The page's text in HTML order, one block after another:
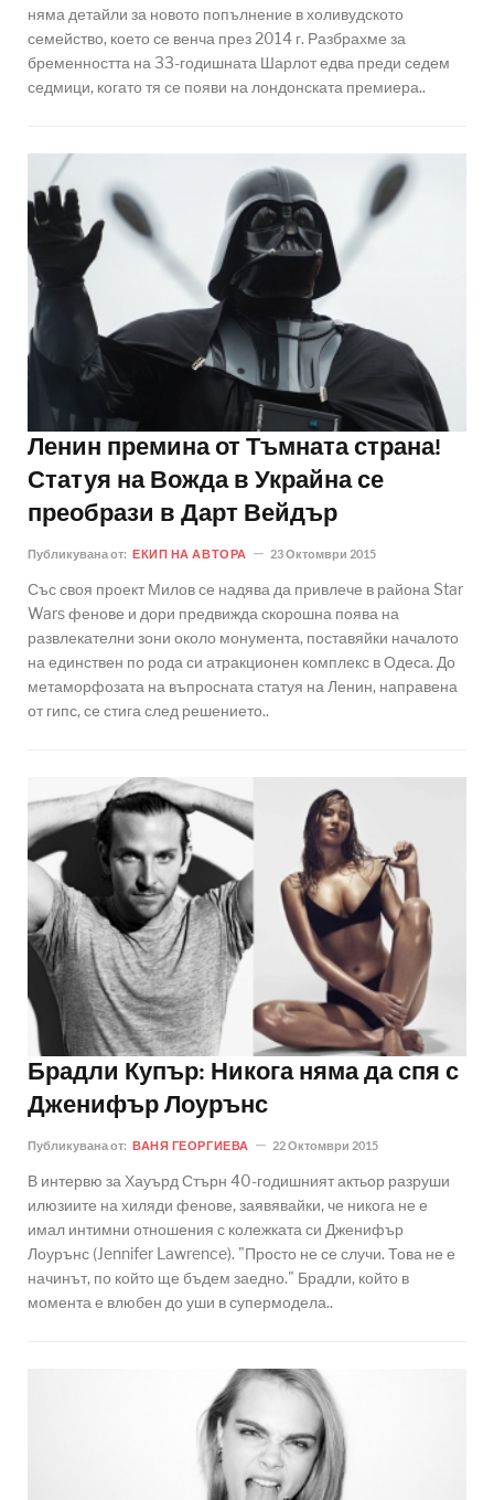
няма детайли за новото попълнение в холивудското
семейство, което се венча през 2014 г. Разбрахме за
бременността на 33-годишната Шарлот едва преди седем
седмици, когато тя се появи на лондонската премиера..
Ленин премина от Тъмната страна!
Статуя на Вожда в Украйна се
преобрази в Дарт Вейдър
Публикувана от: ЕКИП НА АВТОРА 23 Октомври 2015
Със своя проект Милов се надява да привлече в района Star
Wars фенове и дори предвижда скорошна поява на
развлекателни зони около монумента, поставяйки началото
на единствен по рода си атракционен комплекс в Одеса. До
метаморфозата на въпросната статуя на Ленин, направена
от гипс, се стига след решението..
Брадли Купър: Никога няма да спя с
Дженифър Лоурънс
Публикувана от: ВАНЯ ГЕОРГИЕВА 22 Октомври 2015
В интервю за Хауърд Стърн 40-годишният актьор разруши
илюзиите на хиляди фенове, заявявайки, че никога не е
имал интимни отношения с колежката си Дженифър
Лоурънс (Jennifer Lawrence). "Просто не се случи. Това не е
начинът, по който ще бъдем заедно." Брадли, който в
момента е влюбен до уши в супермодела..